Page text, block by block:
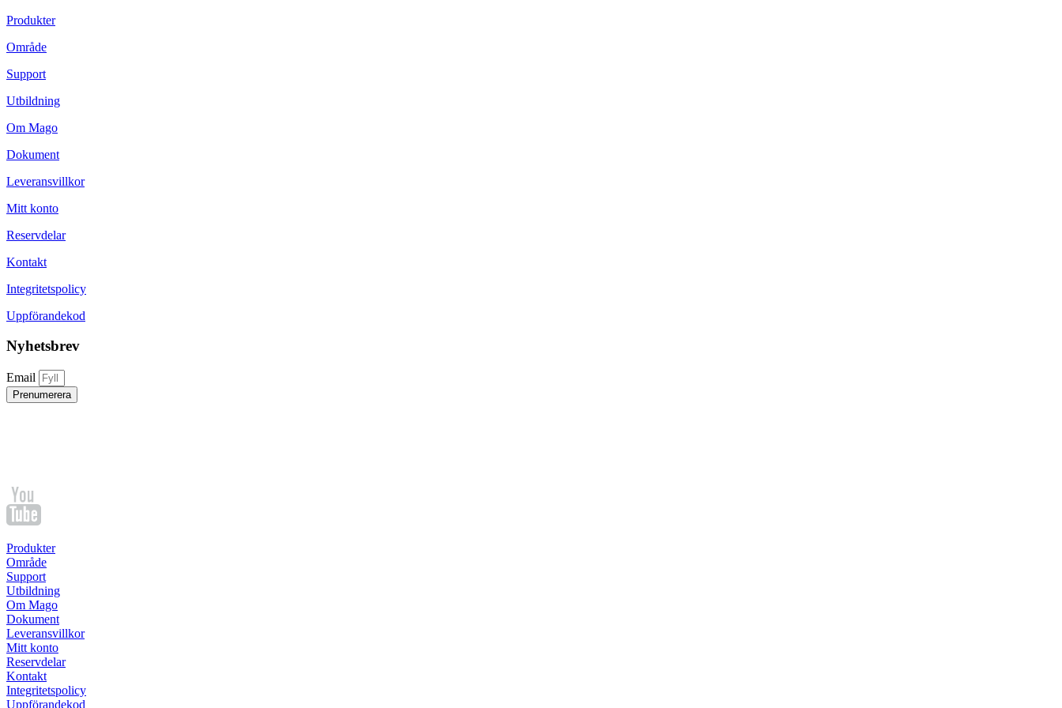
Produkter
Område
Support
Utbildning
Om Mago
Dokument
Leveransvillkor
Mitt konto
Reservdelar
Kontakt
Integritetspolicy
Uppförandekod
Nyhetsbrev
Email
Prenumerera
Produkter
Område
Support
Utbildning
Om Mago
Dokument
Leveransvillkor
Mitt konto
Reservdelar
Kontakt
Integritetspolicy
Uppförandekod